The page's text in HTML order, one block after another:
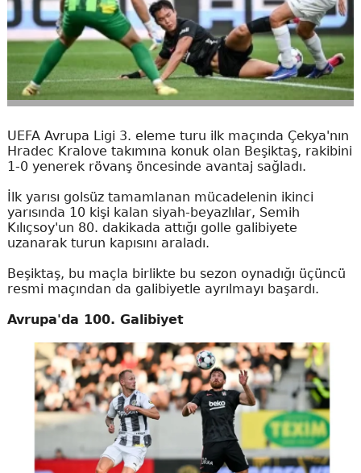
UEFA Avrupa Ligi 3. eleme turu ilk maçında Çekya'nın
Hradec Kralove takımına konuk olan Beşiktaş, rakibini
1-0 yenerek rövanş öncesinde avantaj sağladı.
İlk yarısı golsüz tamamlanan mücadelenin ikinci
yarısında 10 kişi kalan siyah-beyazlılar, Semih
Kılıçsoy'un 80. dakikada attığı golle galibiyete
uzanarak turun kapısını araladı.
Beşiktaş, bu maçla birlikte bu sezon oynadığı üçüncü
resmi maçından da galibiyetle ayrılmayı başardı.
Avrupa'da 100. Galibiyet